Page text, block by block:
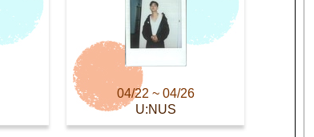
04/22 ~ 04/26
U:NUS